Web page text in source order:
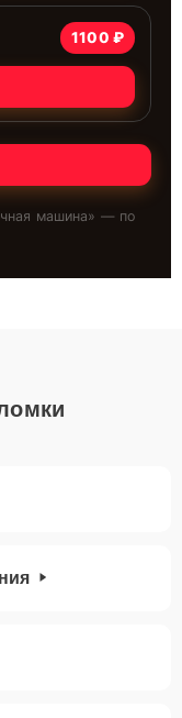
1100 ₽
машина» — по